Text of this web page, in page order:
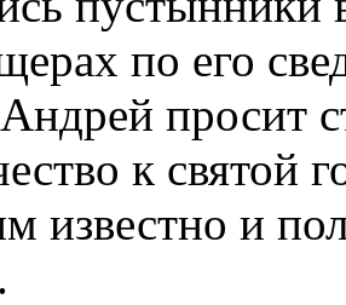
по его
просит
к святой
известно и